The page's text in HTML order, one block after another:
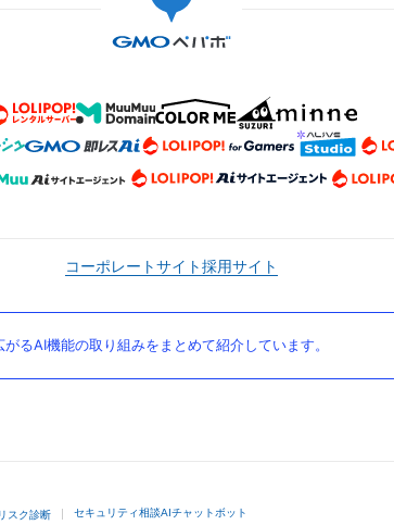
コーポレートサイト採用サイト
るAI機能の取り組みをまとめて紹介しています。
スク診断 セキュリティ相談AIチャットボット